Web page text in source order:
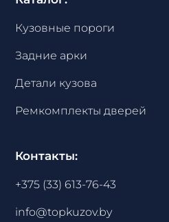
Кузовные пороги
Задние арки
Детали кузова
Ремкомплекты дверей
Контакты:
+375 (33) 613-76-43
info@topkuzov.by